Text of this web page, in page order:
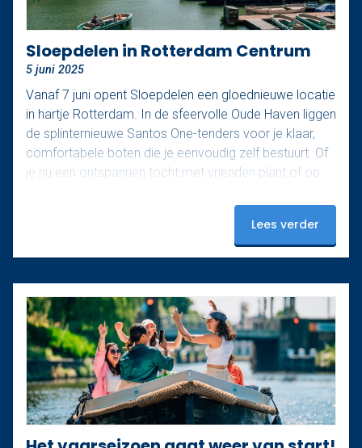
Sloepdelen in Rotterdam Centrum
5 juni 2025
Vanaf 7 juni opent Sloepdelen een gloednieuwe locatie
in hartje Rotterdam. In de sfeervolle Oude Haven liggen
de splinternieuwe Santos One-tenders voor je klaar,
comfortabele boten die je eenvoudig zelf bestuurt. Of
je nu een ontspannen tocht met vrienden plant of op
ontdekken: deze boten bieden alle vrijheid. Vanaf het
water zie je Rotterdam van haar mooiste kant. In twee
uur vaar je een prachtige route, beginnend onder de
Lees verder